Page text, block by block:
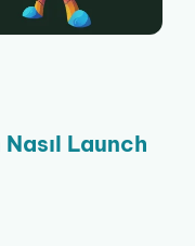
Launch